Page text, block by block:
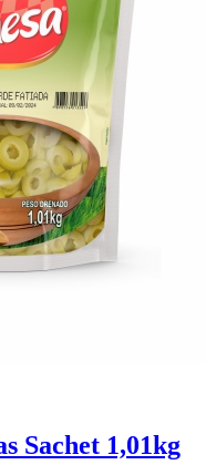
Sachet 1,01kg